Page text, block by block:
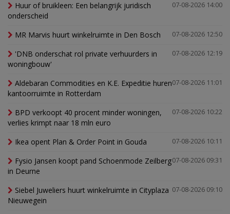
07-08-2026 14:00
Huur of bruikleen: Een belangrijk juridisch
onderscheid
07-08-2026 12:50
MR Marvis huurt winkelruimte in Den Bosch
07-08-2026 12:19
'DNB onderschat rol private verhuurders in
woningbouw'
07-08-2026 11:01
Aldebaran Commodities en K.E. Expeditie huren
kantoorruimte in Rotterdam
07-08-2026 10:22
BPD verkoopt 40 procent minder woningen,
verlies krimpt naar 18 mln euro
07-08-2026 10:11
Ikea opent Plan & Order Point in Gouda
07-08-2026 09:31
Fysio Jansen koopt pand Schoenmode Zeilberg
in Deurne
07-08-2026 09:10
Siebel Juweliers huurt winkelruimte in Cityplaza
Nieuwegein